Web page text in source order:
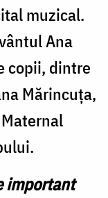
muzical.
Ana
copii, dintre
Mărincuța,
important